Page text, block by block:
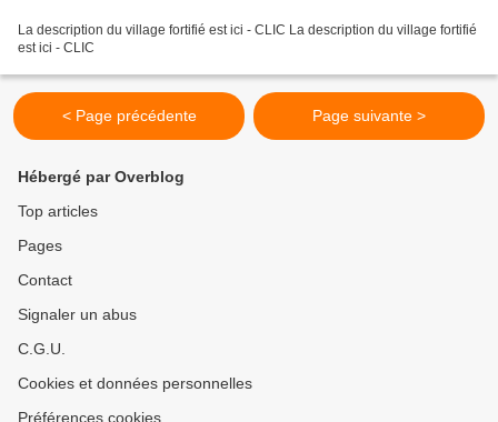
La description du village fortifié est ici - CLIC La description du village fortifié
est ici - CLIC
< Page précédente Page suivante >
Hébergé par Overblog
Top articles
Pages
Contact
Signaler un abus
C.G.U.
Cookies et données personnelles
Préférences cookies